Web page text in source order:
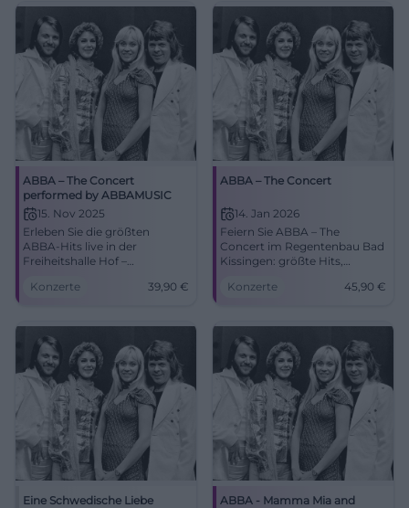
ABBA – The Concert
performed by ABBAMUSIC
15. Nov 2025
Erleben Sie die größten
ABBA-Hits live in der
Freiheitshalle Hof –
emotional und tanzbar.
Nostalgie und Energie.
Konzerte 39,90 €
ABBA – The Concert
14. Jan 2026
Feiern Sie ABBA – The
Concert im Regentenbau Bad
Kissingen: größte Hits,
Akustik. 14.01.2026, 19:30 Uhr,
#BadKissingen
Konzerte 45,90 €
Eine Schwedische Liebe
ABBA - Mamma Mia and